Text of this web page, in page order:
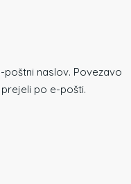
naslov. Povezavo
po e-pošti.